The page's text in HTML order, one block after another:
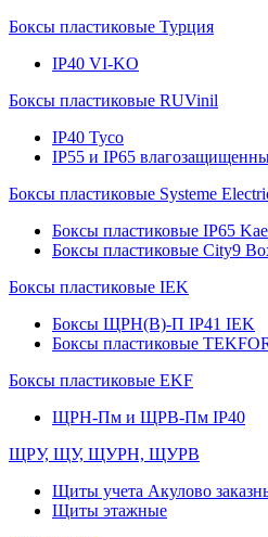
Боксы пластиковые Турция
IP40 VI-KO
Боксы пластиковые RUVinil
IP40 Тусо
IP55 и IP65
Боксы пластиковые Systeme
Боксы пластиковые IP65
Боксы пластиковые City9
Боксы пластиковые IEK
Боксы ЩРН(В)-П IP41 IEK
Боксы пластиковые
Боксы пластиковые EKF
ЩРН-Пм и ЩРВ-Пм IP40
ЩРУ, ЩУ, ЩУРН, ЩУРВ
Щиты учета Акулово
Щиты этажные